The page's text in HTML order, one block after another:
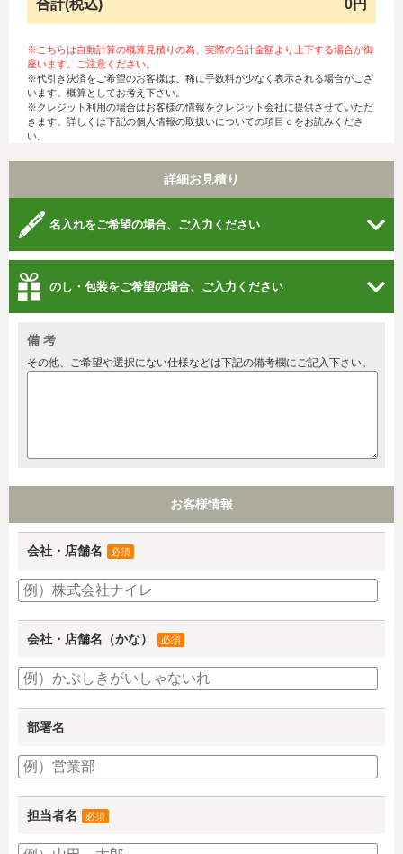
合計(税込) 0円
※こちらは自動計算の概算見積りの為、実際の合計金額より上下する場合が御
座います。ご注意ください。
※代引き決済をご希望のお客様は、稀に手数料が少なく表示される場合がござ
います。概算としてお考え下さい。
※クレジット利用の場合はお客様の情報をクレジット会社に提供させていただ
きます。詳しくは下記の個人情報の取扱いについての項目ｄをお読みくださ
い。
詳細お見積り
名入れをご希望の場合、ご入力ください
のし・包装をご希望の場合、ご入力ください
備 考
その他、ご希望や選択にない仕様などは下記の備考欄にご記入下さい。
お客様情報
会社・店舗名 必須
会社・店舗名（かな） 必須
部署名
担当者名 必須